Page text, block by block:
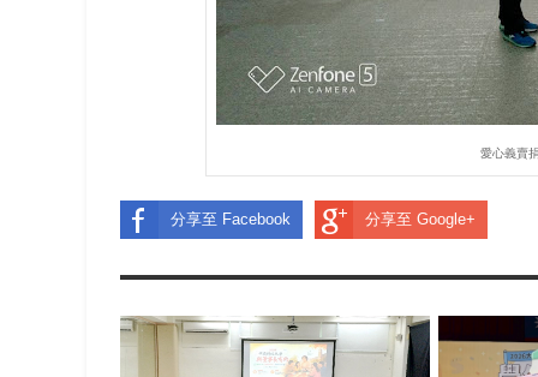
愛心義賣
分享至 Facebook 分享至 Google+